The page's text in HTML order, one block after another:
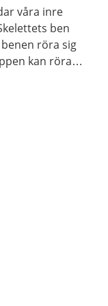
våra inre
ben
röra sig
kan röra